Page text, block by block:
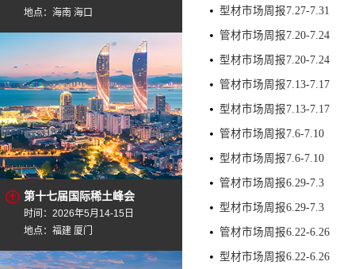
地点：海南 海口
第十七届国际稀土峰会
时间：2026年5月14-15日
地点：福建 厦门
型材市场周报7.27-7.31
管材市场周报7.20-7.24
型材市场周报7.20-7.24
管材市场周报7.13-7.17
型材市场周报7.13-7.17
管材市场周报7.6-7.10
型材市场周报7.6-7.10
管材市场周报6.29-7.3
型材市场周报6.29-7.3
管材市场周报6.22-6.26
型材市场周报6.22-6.26